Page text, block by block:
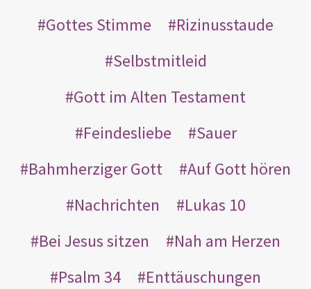
Gottes Stimme
Rizinusstaude
Selbstmitleid
Gott im Alten Testament
Feindesliebe
Sauer
Bahmherziger Gott
Auf Gott hören
Nachrichten
Lukas 10
Bei Jesus sitzen
Nah am Herzen
Psalm 34
Enttäuschungen